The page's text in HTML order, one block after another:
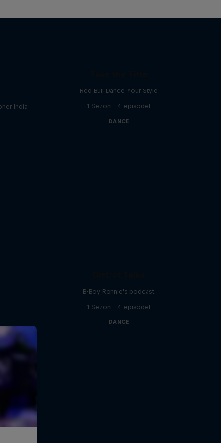
India
Red Bull Dance Your Style
1 Sezoni · 4 episodet
DANCE
B-Boy Ronnie's podcast
1 Sezoni · 4 episodet
DANCE